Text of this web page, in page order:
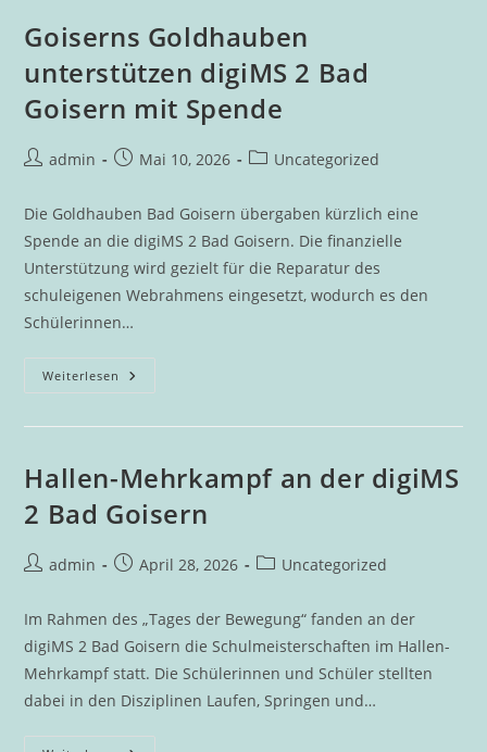
Goiserns Goldhauben
unterstützen digiMS 2 Bad
Goisern mit Spende
Beitrags-
admin
BeitragMai 10, 2026
Beitrags-
Uncategorized
Die Goldhauben Bad Goisern übergaben kürzlich eine
Spende an die digiMS 2 Bad Goisern. Die finanzielle
Unterstützung wird gezielt für die Reparatur des
schuleigenen Webrahmens eingesetzt, wodurch es den
Schülerinnen…
Weiterlesen Goiserns
Goldhauben
DigiMS
Goisern
Mit
Hallen-Mehrkampf an der digiMS
2 Bad Goisern
Beitrags-
admin
BeitragApril 28, 2026
Beitrags-
Uncategorized
Im Rahmen des „Tages der Bewegung“ fanden an der
digiMS 2 Bad Goisern die Schulmeisterschaften im Hallen-
Mehrkampf statt. Die Schülerinnen und Schüler stellten
dabei in den Disziplinen Laufen, Springen und…